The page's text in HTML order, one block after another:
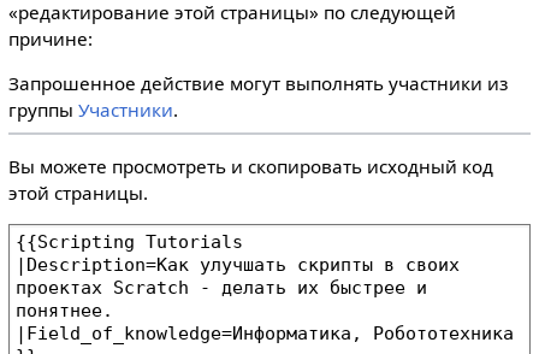
«редактирование этой страницы» по следующей
причине:
Запрошенное действие могут выполнять участники из
группы Участники.
Вы можете просмотреть и скопировать исходный код
этой страницы.